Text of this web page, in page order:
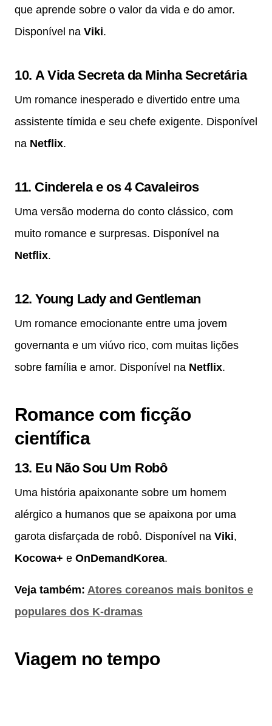
que aprende sobre o valor da vida e do amor.
Disponível na Viki.
10. A Vida Secreta da Minha Secretária
Um romance inesperado e divertido entre uma
assistente tímida e seu chefe exigente. Disponível
na Netflix.
11. Cinderela e os 4 Cavaleiros
Uma versão moderna do conto clássico, com
muito romance e surpresas. Disponível na
Netflix.
12.Young Lady and Gentleman
Um romance emocionante entre uma jovem
governanta e um viúvo rico, com muitas lições
sobre família e amor. Disponível na Netflix.
Romance com ficção
científica
13. Eu Não Sou Um Robô
Uma história apaixonante sobre um homem
alérgico a humanos que se apaixona por uma
garota disfarçada de robô. Disponível na Viki,
Kocowa+ e OnDemandKorea.
Veja também: Atores coreanos mais bonitos e
populares dos K-dramas
Viagem no tempo